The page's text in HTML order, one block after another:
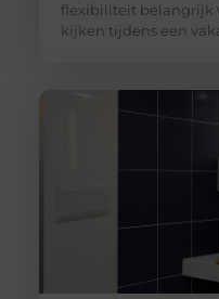
flexibiliteit belangrijk
kijken tijdens een